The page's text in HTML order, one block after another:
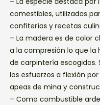
comestibles, utilizados
confiterías y recetas
– La madera es de color
a la compresión lo que
de carpintería
los esfuerzos a flexión
apeas de mina y
– Como combustible